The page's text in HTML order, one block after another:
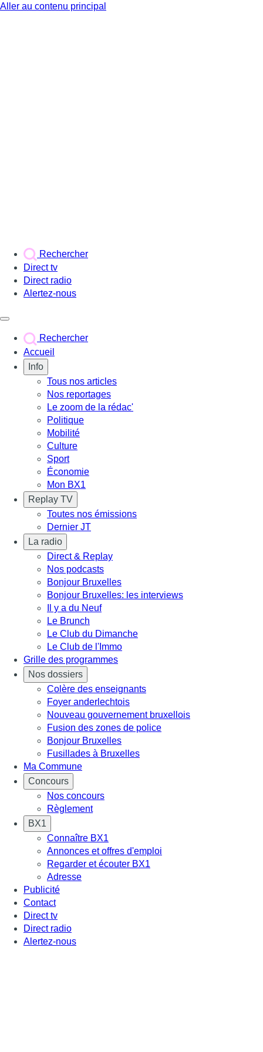
Aller au contenu principal
Rechercher
Direct tv
Direct radio
Alertez-nous
Rechercher
Accueil
Info
Tous nos articles
Nos reportages
Le zoom de la rédac'
Politique
Mobilité
Culture
Sport
Économie
Mon BX1
Replay TV
Toutes nos émissions
Dernier JT
La radio
Direct & Replay
Nos podcasts
Bonjour Bruxelles
Bonjour Bruxelles: les interviews
Il y a du Neuf
Le Brunch
Le Club du Dimanche
Le Club de l'Immo
Grille des programmes
Nos dossiers
Colère des enseignants
Foyer anderlechtois
Nouveau gouvernement bruxellois
Fusion des zones de police
Bonjour Bruxelles
Fusillades à Bruxelles
Ma Commune
Concours
Nos concours
Règlement
BX1
Connaître BX1
Annonces et offres d'emploi
Regarder et écouter BX1
Adresse
Publicité
Contact
Direct tv
Direct radio
Alertez-nous